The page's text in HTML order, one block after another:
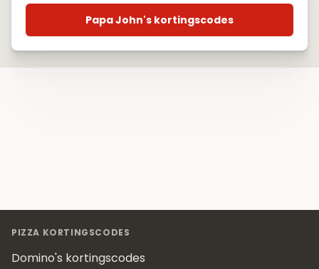
Papa John's kortingscodes
PIZZA KORTINGSCODES
Domino's kortingscodes